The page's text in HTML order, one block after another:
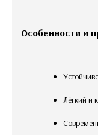
Особенности и
Лёгкий